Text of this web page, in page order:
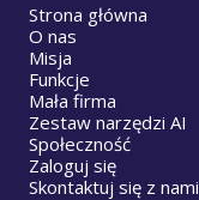
Strona główna
O nas
Misja
Funkcje
Mała firma
Zestaw narzędzi AI
Społeczność
Zaloguj się
Skontaktuj się z nami